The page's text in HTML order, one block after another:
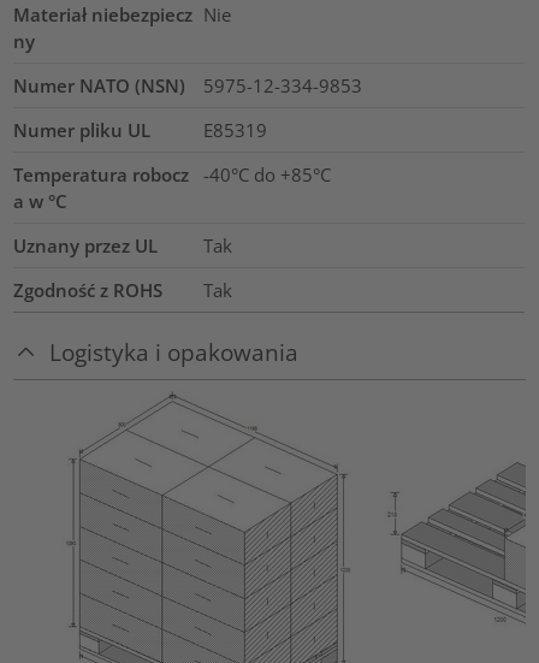
Materiał niebezpiecz
ny
Nie
Numer NATO (NSN)
5975-12-334-9853
Numer pliku UL
E85319
Temperatura robocz
a w °C
-40°C do +85°C
Uznany przez UL
Tak
Zgodność z ROHS
Tak
Logistyka i opakowania